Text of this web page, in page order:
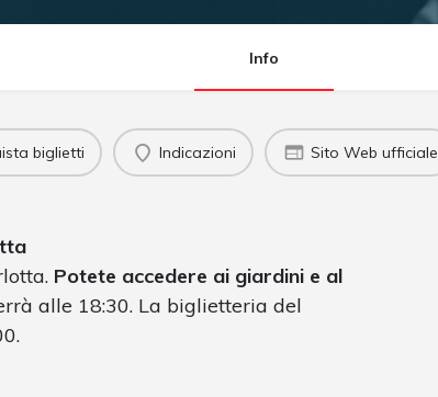
Info
biglietti Indicazioni Sito Web ufficiale
Potete accedere ai giardini e al
alle 18:30. La biglietteria del